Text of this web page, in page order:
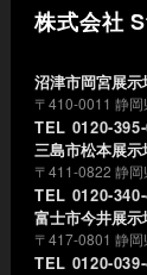
株式会社
沼津市岡宮展示
〒410-0011 静
TEL 0120-
三島市松本展示
〒411-0822 静
TEL 0120-
富士市今井展示
〒417-0801 静
TEL 0120-